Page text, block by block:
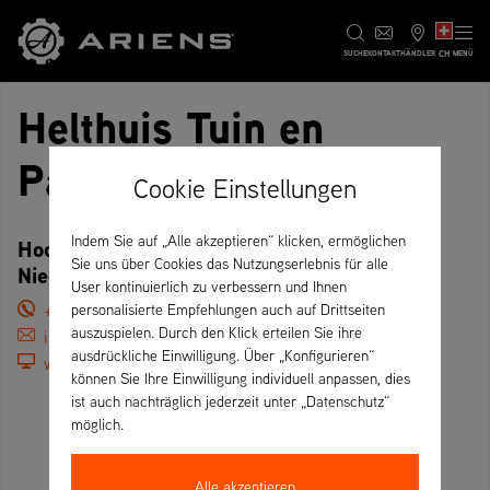
SUCHEKONTAKTHÄNDLER CH MENÜ
Helthuis Tuin en
Parkmachines
Hoofdstraat 157 A, 6674 BC Herveld –
Niederlande
+31264723464
info@helthuis.nl
www.helthuis.nl
Cookie Einstellungen
Indem Sie auf „Alle akzeptieren“ klicken, ermöglichen
Sie uns über Cookies das Nutzungserlebnis für alle
User kontinuierlich zu verbessern und Ihnen
personalisierte Empfehlungen auch auf Drittseiten
auszuspielen. Durch den Klick erteilen Sie ihre
ausdrückliche Einwilligung. Über „Konfigurieren“
können Sie Ihre Einwilligung individuell anpassen, dies
ist auch nachträglich jederzeit unter „Datenschutz“
möglich.